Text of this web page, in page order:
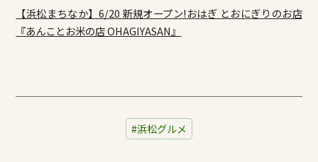
【浜松まちなか】6/20 新規オープン!おはぎ とおにぎりのお店
『あんことお米の店 OHAGIYASAN』
浜松グルメ